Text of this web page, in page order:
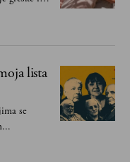
koje su
lista
se